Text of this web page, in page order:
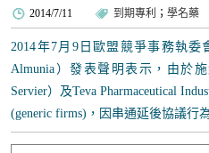
2014/7/11 到期專利 ；學名藥
2014年7月9日歐盟競爭事務執委
Almunia）發表聲明表示，由於施
Servier）及Teva Pharmaceutical
(generic firms)，因串通延後協議行